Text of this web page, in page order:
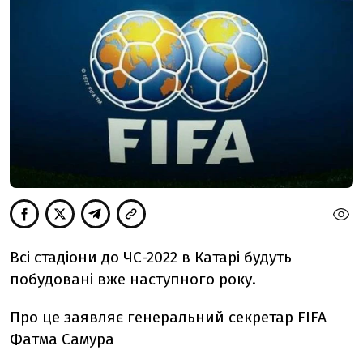
Всі стадіони до ЧС-2022 в Катарі будуть
побудовані вже наступного року.
Про це заявляє генеральний секретар FIFA
Фатма Самура